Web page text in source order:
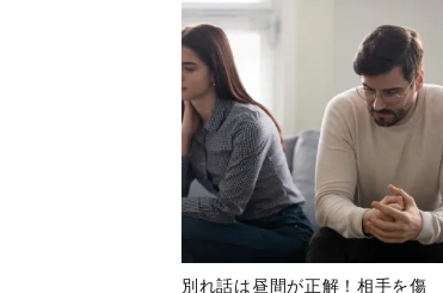
別れ話は昼間が正解！相手を傷